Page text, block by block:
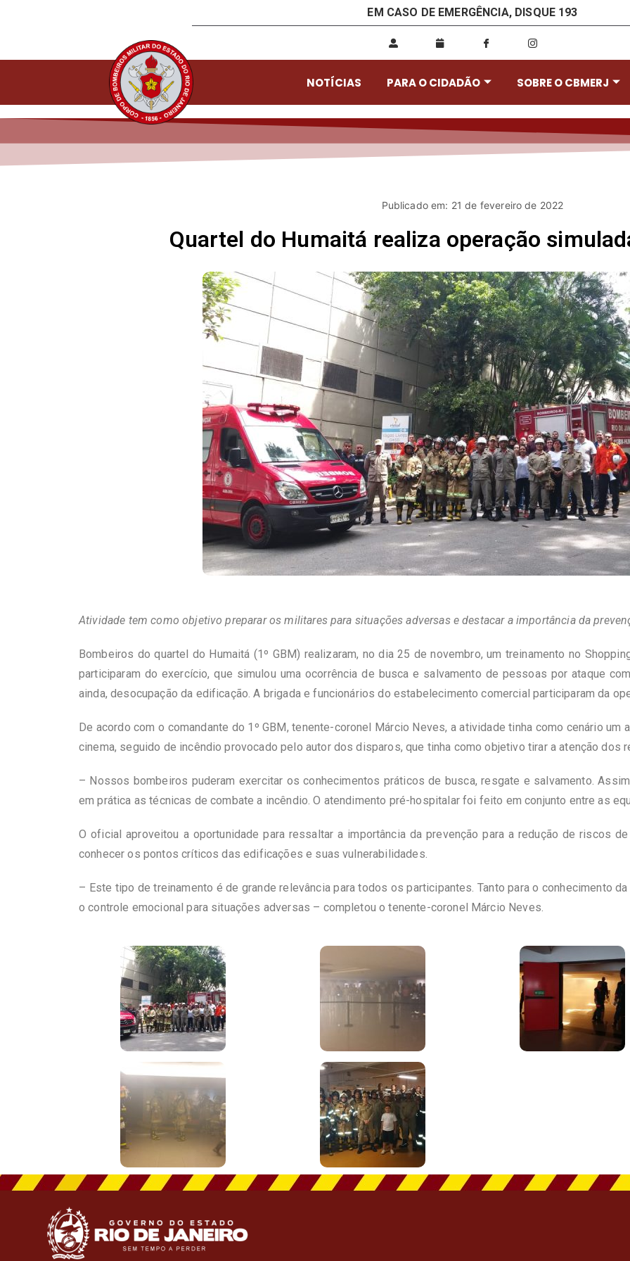
EM CASO DE EMERGÊNCIA, DISQUE 193
NOTÍCIAS PARA O CIDADÃO SOBRE O CBMERJ
Publicado em: 21 de fevereiro de 2022
Quartel do Humaitá realiza operação
Atividade tem como objetivo preparar os militares para situações adversas e destacar a importância da
Bombeiros do quartel do Humaitá (1º GBM) realizaram, no dia 25 de novembro, um treinamento no
participaram do exercício, que simulou uma ocorrência de busca e salvamento de pessoas por ataque
ainda, desocupação da edificação. A brigada e funcionários do estabelecimento comercial participaram da
De acordo com o comandante do 1º GBM, tenente-coronel Márcio Neves, a atividade tinha como cenário
cinema, seguido de incêndio provocado pelo autor dos disparos, que tinha como objetivo tirar a atenção dos
– Nossos bombeiros puderam exercitar os conhecimentos práticos de busca, resgate e salvamento.
em prática as técnicas de combate a incêndio. O atendimento pré-hospitalar foi feito em conjunto entre as
O oficial aproveitou a oportunidade para ressaltar a importância da prevenção para a redução de riscos
conhecer os pontos críticos das edificações e suas vulnerabilidades.
– Este tipo de treinamento é de grande relevância para todos os participantes. Tanto para o conhecimento
o controle emocional para situações adversas – completou o tenente-coronel Márcio Neves.